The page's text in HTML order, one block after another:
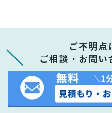
ご不明点
ご相談・お問い